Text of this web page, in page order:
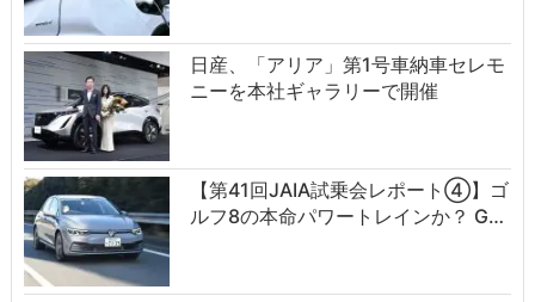
日産、「アリア」第1号車納車セレモ
ニーを本社ギャラリーで開催
【第41回JAIA試乗会レポート④】ゴ
ルフ8の本命パワートレインか？ G…